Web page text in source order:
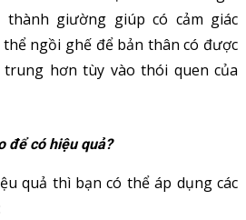
giường giúp có cảm giác
ngồi ghế để bản thân có được
hơn tùy vào thói quen của
để có hiệu quả?
quả thì bạn có thể áp dụng các